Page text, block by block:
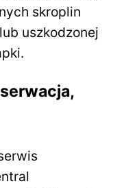
skroplin
uszkodzonej